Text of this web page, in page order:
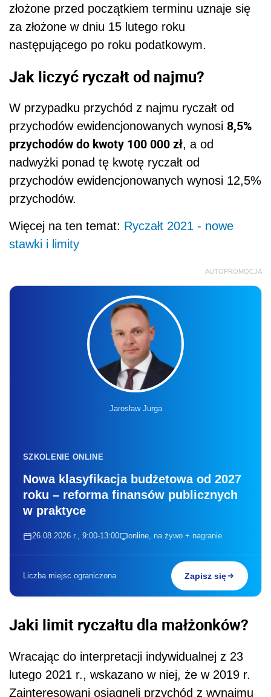
złożone przed początkiem terminu uznaje się
za złożone w dniu 15 lutego roku
następującego po roku podatkowym.
Jak liczyć ryczałt od najmu?
W przypadku przychód z najmu ryczałt od
przychodów ewidencjonowanych wynosi 8,5%
przychodów do kwoty 100 000 zł, a od
nadwyżki ponad tę kwotę ryczałt od
przychodów ewidencjonowanych wynosi 12,5%
przychodów.
Więcej na ten temat: Ryczałt 2021 - nowe
stawki i limity
AUTOPROMOCJA
Jarosław Jurga
SZKOLENIE ONLINE
Nowa klasyfikacja budżetowa od 2027
roku – reforma finansów publicznych
w praktyce
26.08.2026 r., 9:00-13:00 online, na żywo + nagranie
Liczba miejsc ograniczona Zapisz się
Jaki limit ryczałtu dla małżonków?
Wracając do interpretacji indywidualnej z 23
lutego 2021 r., wskazano w niej, że w 2019 r.
Zainteresowani osiągnęli przychód z wynajmu